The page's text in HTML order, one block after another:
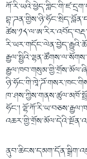
ཧོང་།